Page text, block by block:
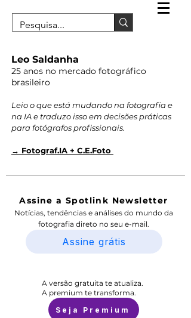
Leo Saldanha
25 anos no mercado fotográfico
brasileiro
Leio o que está mudando na fotografia e
na IA e traduzo isso em decisões práticas
para fotógrafos profissionais.
→ Fotograf.IA + C.E.Foto
Assine a Spotlink Newsletter
Notícias, tendências e análises do mundo da
fotografia direto no seu e-mail.
Assine grátis
A versão gratuita te atualiza.
A premium te transforma.
Seja Premium